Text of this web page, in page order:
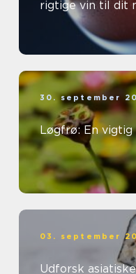
rigtige vin til dit
30. september
Løgfrø: En
03. september
Udforsk